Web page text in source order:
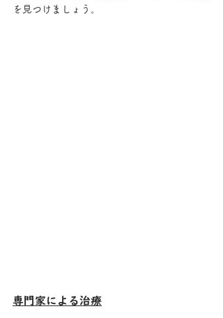
を見つけましょう。
専門家による治療